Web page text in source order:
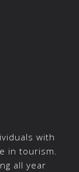
with
in tourism.
all year